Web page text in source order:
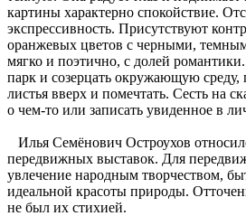
картины характерно спокойствие.
экспрессивность. Присутствуют
оранжевых цветов с черными,
мягко и поэтично, с долей романтики.
парк и созерцать окружающую среду,
листья вверх и помечтать. Сесть на
о чем-то или записать увиденное в
Илья Семёнович Остроухов
передвижных выставок. Для
увлечение народным творчеством,
идеальной красоты природы.
не был их стихией.